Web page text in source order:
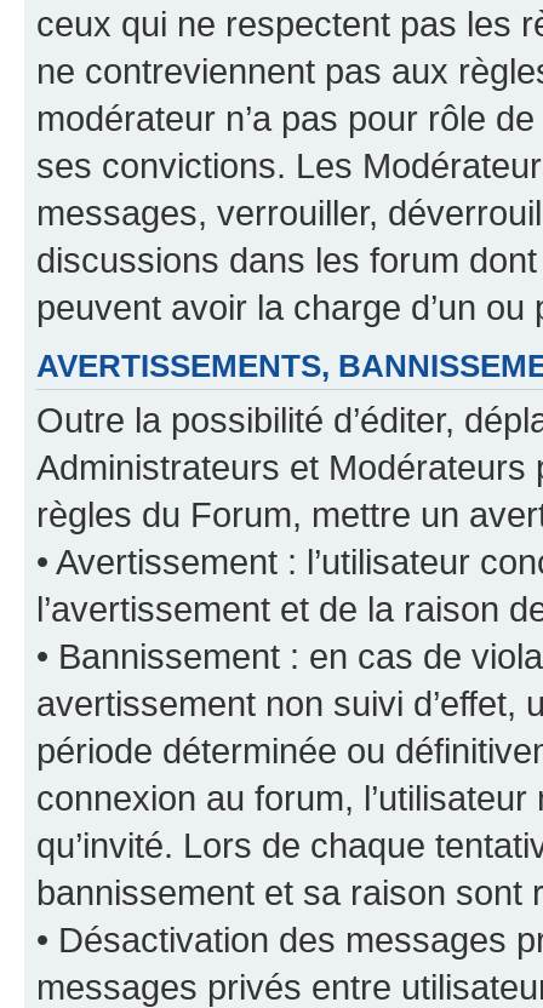
ceux qui ne respectent pas les
ne contreviennent pas aux
modérateur n’a pas pour rôle
ses convictions. Les
messages, verrouiller,
discussions dans les forum
peuvent avoir la charge d’un
AVERTISSEMENTS,
Outre la possibilité d’éditer,
Administrateurs et
règles du Forum, mettre un
• Avertissement : l’utilisateur
l’avertissement et de la raison
• Bannissement : en cas de
avertissement non suivi d’effet,
période déterminée ou
connexion au forum,
qu’invité. Lors de chaque
bannissement et sa raison sont
• Désactivation des messages
messages privés entre